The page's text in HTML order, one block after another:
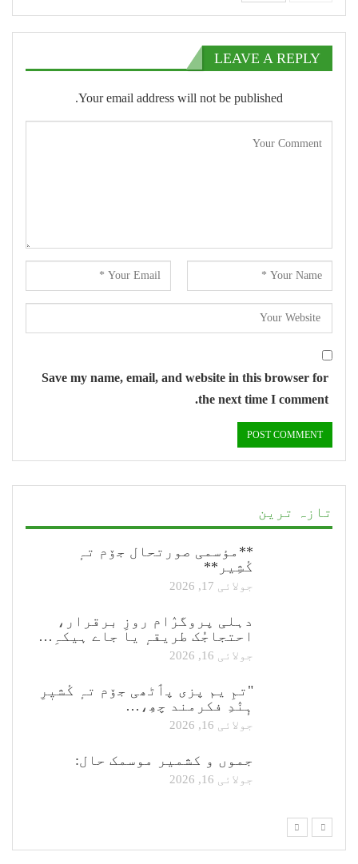
LEAVE A REPLY
Your email address will not be published.
Save my name, email, and website in this browser for
the next time I comment.
تازہ ترین
**مؤسمی صورتحال جۆم تہٕ
کٔشِیر**
جولائی 17, 2026
دہلی پروگرٛام روزِ برقرار،
احتجاجُک طریقہٕ یا جاے ہیکہِ…
جولائی 16, 2026
"تمِ یم پزی پٲٹھی جۆم تہٕ کٔشیٖرِ
ہٕنٛدِ فکرمند چھِ،…
جولائی 16, 2026
جموں و کشمیر موسمک حال:
جولائی 16, 2026